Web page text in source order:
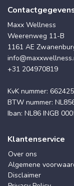
Maxx Wellness
Weerenweg 11-B
1161 AE
+31 204970819
KvK nummer:
BTW nummer:
Iban: NL86 INGB
Klantenservice
Over ons
Algemene
Disclaimer